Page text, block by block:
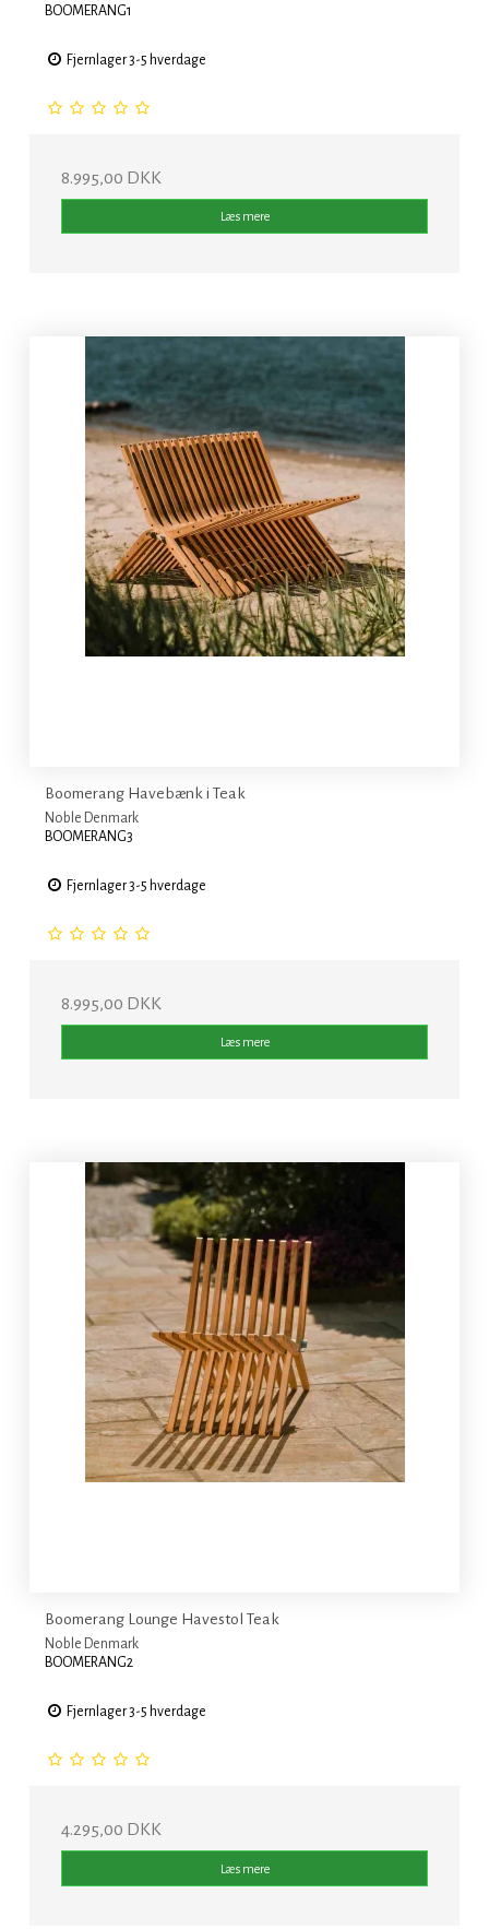
BOOMERANG1
Fjernlager 3-5 hverdage
8.995,00 DKK
Læs mere
Boomerang Havebænk i Teak
Noble Denmark
BOOMERANG3
Fjernlager 3-5 hverdage
8.995,00 DKK
Læs mere
Boomerang Lounge Havestol Teak
Noble Denmark
BOOMERANG2
Fjernlager 3-5 hverdage
4.295,00 DKK
Læs mere